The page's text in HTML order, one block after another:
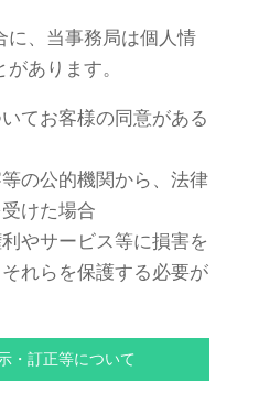
に、当事務局は個人情
あります。
お客様の同意がある
公的機関から、法律
けた場合
サービス等に損害を
れらを保護する必要が
・訂正等について